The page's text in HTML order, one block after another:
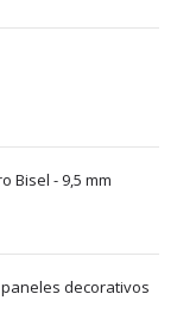
Bisel - 9,5 mm
decorativos